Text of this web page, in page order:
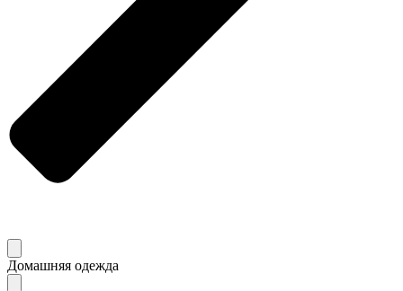
Домашняя одежда